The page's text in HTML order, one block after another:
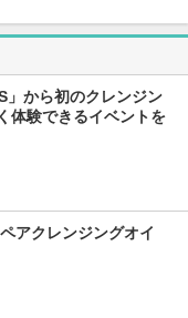
カネボウ スクラビ
ング マッド ウォッ
シュ
」から初のクレンジン
体験できるイベントを
アクレンジングオイ